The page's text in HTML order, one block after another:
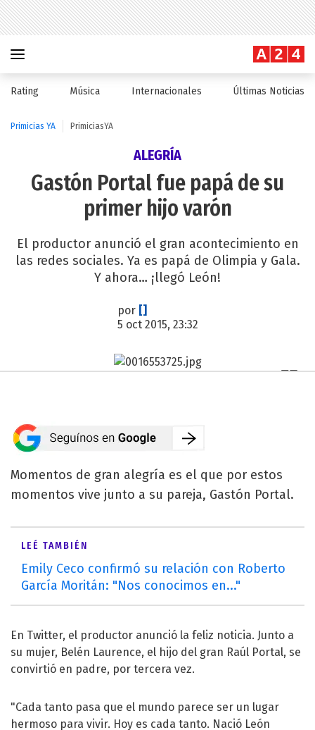
Rating Música Internacionales Últimas Noticias
Primicias YA PrimiciasYA
ALEGRÍA
Gastón Portal fue papá de su
primer hijo varón
El productor anunció el gran acontecimiento en
las redes sociales. Ya es papá de Olimpia y Gala.
Y ahora… ¡llegó León!
por []
5 oct 2015, 23:32
Momentos de gran alegría es el que por estos
momentos vive junto a su pareja, Gastón Portal.
LEÉ TAMBIÉN
Emily Ceco confirmó su relación con Roberto
García Moritán: "Nos conocimos en..."
En Twitter, el productor anunció la feliz noticia. Junto a
su mujer, Belén Laurence, el hijo del gran Raúl Portal, se
convirtió en padre, por tercera vez.
"Cada tanto pasa que el mundo parece ser un lugar
hermoso para vivir. Hoy es cada tanto. Nació León